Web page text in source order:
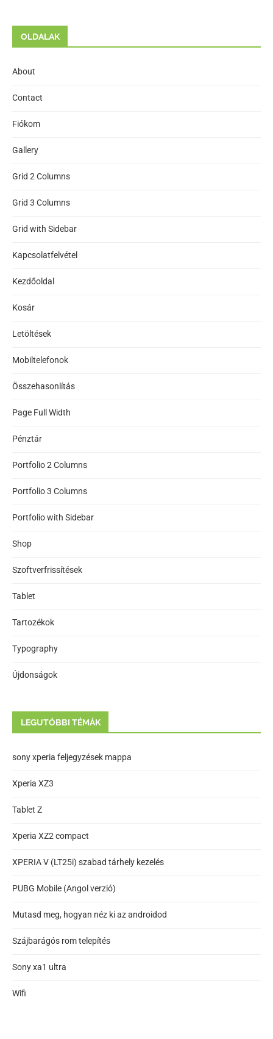
OLDALAK
About
Contact
Fiókom
Gallery
Grid 2 Columns
Grid 3 Columns
Grid with Sidebar
Kapcsolatfelvétel
Kezdőoldal
Kosár
Letöltések
Mobiltelefonok
Összehasonlítás
Page Full Width
Pénztár
Portfolio 2 Columns
Portfolio 3 Columns
Portfolio with Sidebar
Shop
Szoftverfrissítések
Tablet
Tartozékok
Typography
Újdonságok
LEGUTÓBBI TÉMÁK
sony xperia feljegyzések mappa
Xperia XZ3
Tablet Z
Xperia XZ2 compact
XPERIA V (LT25i) szabad tárhely kezelés
PUBG Mobile (Angol verzió)
Mutasd meg, hogyan néz ki az androidod
Szájbarágós rom telepítés
Sony xa1 ultra
Wifi